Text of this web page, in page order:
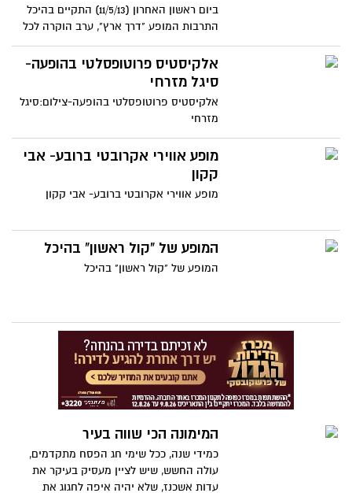
ביום ראשון האחרון (11/5/13) התקיים בהיכל
התרבות המופע "דרך ארץ", ערב הוקרה לכל
הלהקות העירוניות של החברה העירונית
לתרבות ספורט ונופש. ....
אלקיסטיס פרוטופסלטי בהופעה-
סיגל מזרחי
אלקיסטיס פרוטופסלטי בהופעה-צילום:סיגל
מזרחי
מופע אווירי אקרובטי ברובע- אבי
קקון
מופע אווירי אקרובטי ברובע- אבי קקון
המופע של "קול ראשון" בהיכל
המופע של "קול ראשון" בהיכל
המימונה הכי שווה בעיר
כמידי שנה, ככל שימי חג הפסח מתקדמים,
עולה החשש, שיש לציין מעסיק בעיקר את
עדות אשכנז, שלא יהיה איפה לחגוג את